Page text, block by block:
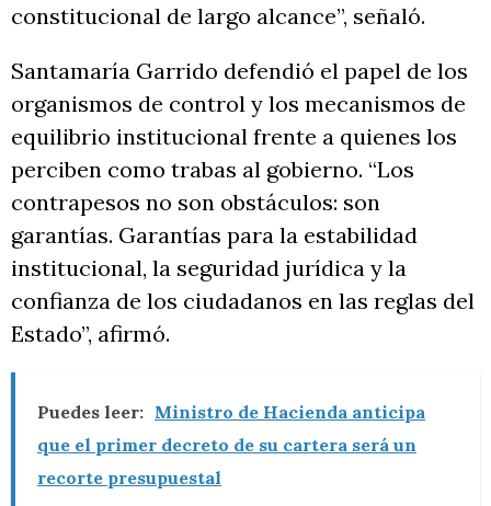
constitucional de largo alcance”, señaló.
Santamaría Garrido defendió el papel de los
organismos de control y los mecanismos de
equilibrio institucional frente a quienes los
perciben como trabas al gobierno. “Los
contrapesos no son obstáculos: son
garantías. Garantías para la estabilidad
institucional, la seguridad jurídica y la
confianza de los ciudadanos en las reglas del
Estado”, afirmó.
Puedes leer: Ministro de Hacienda anticipa
que el primer decreto de su cartera será un
recorte presupuestal